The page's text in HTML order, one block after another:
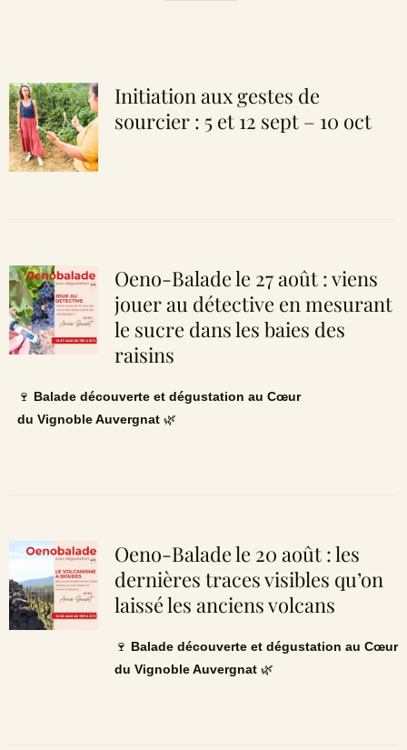
Initiation aux gestes de
sourcier : 5 et 12 sept – 10 oct
Oeno-Balade le 27 août : viens
jouer au détective en mesurant
le sucre dans les baies des
raisins
🍷 Balade découverte et dégustation au Cœur
du Vignoble Auvergnat🌿
Oeno-Balade le 20 août : les
dernières traces visibles qu’on
laissé les anciens volcans
🍷 Balade découverte et dégustation au Cœur
du Vignoble Auvergnat🌿